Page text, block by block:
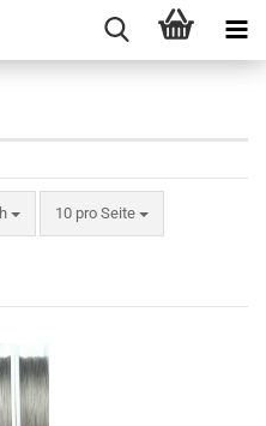
10 pro Seite
pro Seite